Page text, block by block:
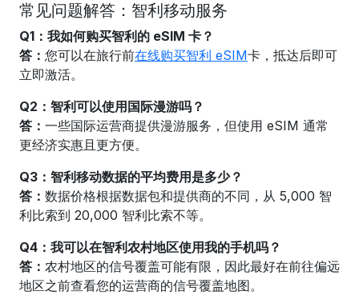
常见问题解答：智利移动服务
Q1：我如何购买智利的 eSIM 卡？
答： 您可以在旅行前在线购买智利 eSIM卡，抵达后即可
立即激活。
Q2：智利可以使用国际漫游吗？
答： 一些国际运营商提供漫游服务，但使用 eSIM 通常
更经济实惠且更方便。
Q3：智利移动数据的平均费用是多少？
答： 数据价格根据数据包和提供商的不同，从 5,000 智
利比索到 20,000 智利比索不等。
Q4：我可以在智利农村地区使用我的手机吗？
答： 农村地区的信号覆盖可能有限，因此最好在前往偏远
地区之前查看您的运营商的信号覆盖地图。